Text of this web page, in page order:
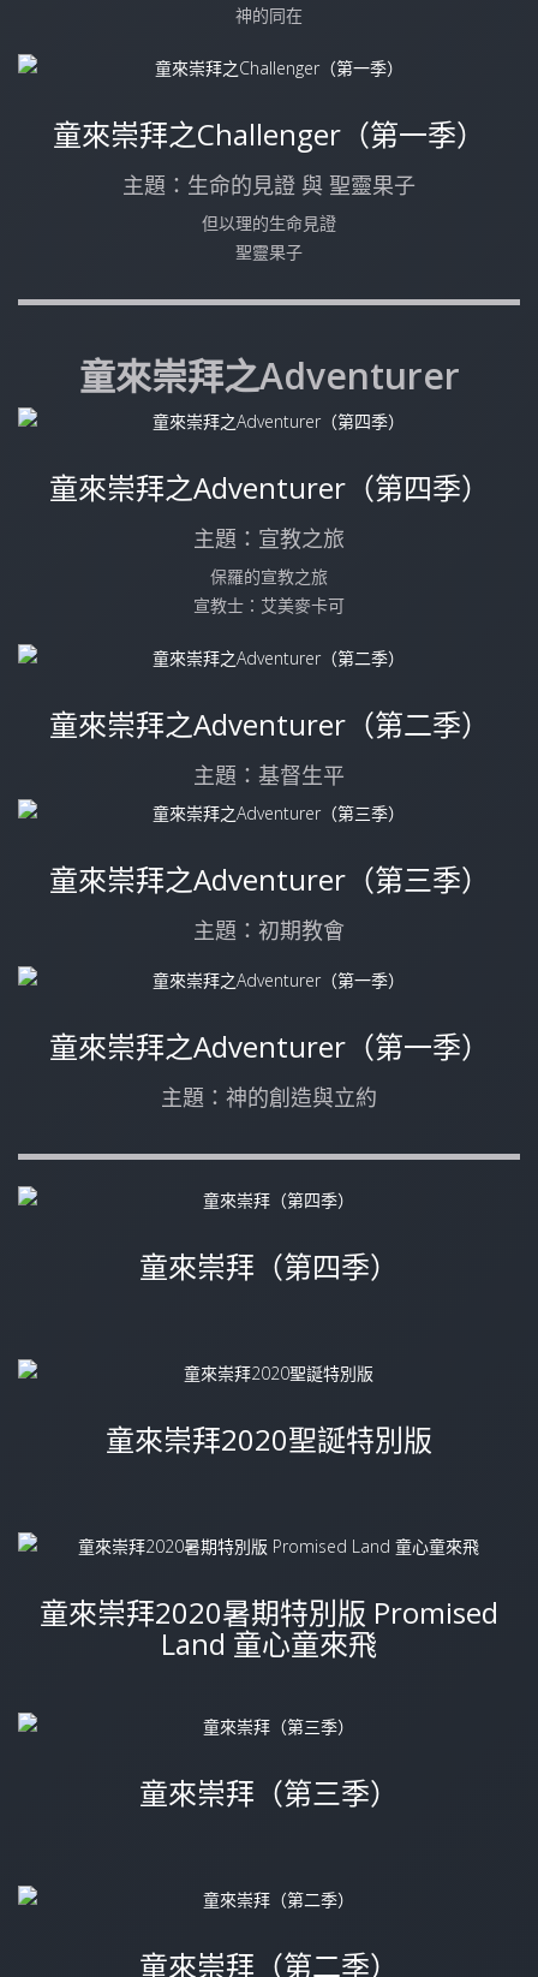
神的同在
童來崇拜之Challenger（第一季）
主題：生命的見證 與 聖靈果子
但以理的生命見證
聖靈果子
童來崇拜之Adventurer
童來崇拜之Adventurer（第四季）
主題：宣教之旅
保羅的宣教之旅
宣教士：艾美麥卡可
童來崇拜之Adventurer（第二季）
主題：基督生平
童來崇拜之Adventurer（第三季）
主題：初期教會
童來崇拜之Adventurer（第一季）
主題：神的創造與立約
童來崇拜（第四季）
童來崇拜2020聖誕特別版
童來崇拜2020暑期特別版 Promised
Land 童心童來飛
童來崇拜（第三季）
童來崇拜（第二季）